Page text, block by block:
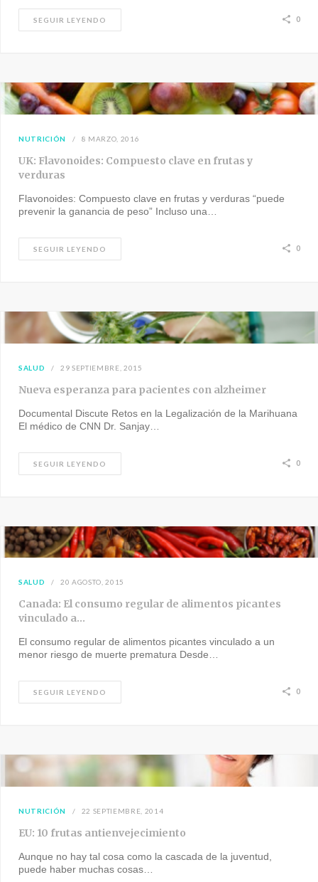
SEGUIR LEYENDO 0
NUTRICIÓN 8 MARZO, 2016
UK: Flavonoides: Compuesto clave en frutas y
verduras
Flavonoides: Compuesto clave en frutas y verduras “puede
prevenir la ganancia de peso” Incluso una…
SEGUIR LEYENDO 0
SALUD 29 SEPTIEMBRE, 2015
Nueva esperanza para pacientes con alzheimer
Documental Discute Retos en la Legalización de la Marihuana
El médico de CNN Dr. Sanjay…
SEGUIR LEYENDO 0
SALUD 20 AGOSTO, 2015
Canada: El consumo regular de alimentos picantes
vinculado a…
El consumo regular de alimentos picantes vinculado a un
menor riesgo de muerte prematura Desde…
SEGUIR LEYENDO 0
NUTRICIÓN 22 SEPTIEMBRE, 2014
EU: 10 frutas antienvejecimiento
Aunque no hay tal cosa como la cascada de la juventud,
puede haber muchas cosas…